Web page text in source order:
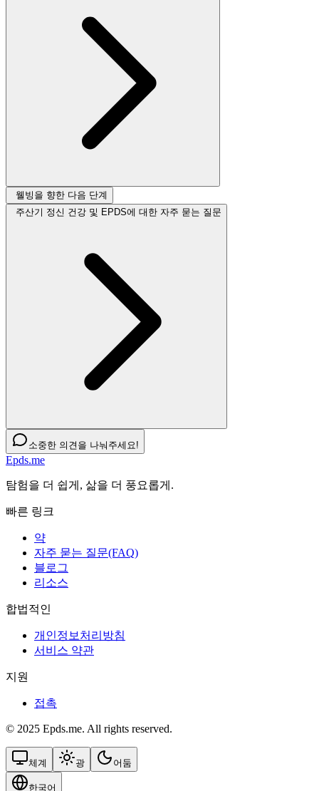
웰빙을 향한 다음 단계
주산기 정신 건강 및 EPDS에 대한 자주 묻는 질문
소중한 의견을 나눠주세요!
Epds.me
탐험을 더 쉽게, 삶을 더 풍요롭게.
빠른 링크
약
자주 묻는 질문(FAQ)
블로그
리소스
합법적인
개인정보처리방침
서비스 약관
지원
접촉
© 2025 Epds.me. All rights reserved.
체계 광 어둠
한국어